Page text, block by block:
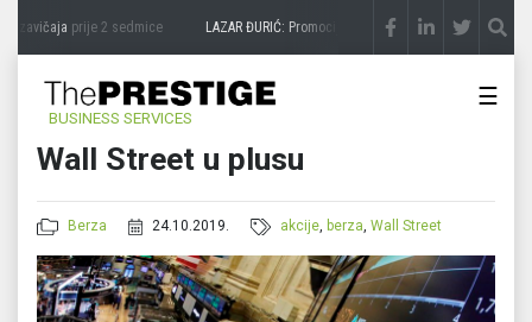
zavičajaprije 2 sedmice LAZAR ĐURIĆ: Promocija potencijal pretvara u destinaciju
BUSINESS SERVICES
☰
Wall Street u plusu
Berza 24.10.2019. akcije, berza,Wall Street